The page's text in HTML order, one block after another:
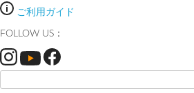
ご利用ガイド
FOLLOW US：